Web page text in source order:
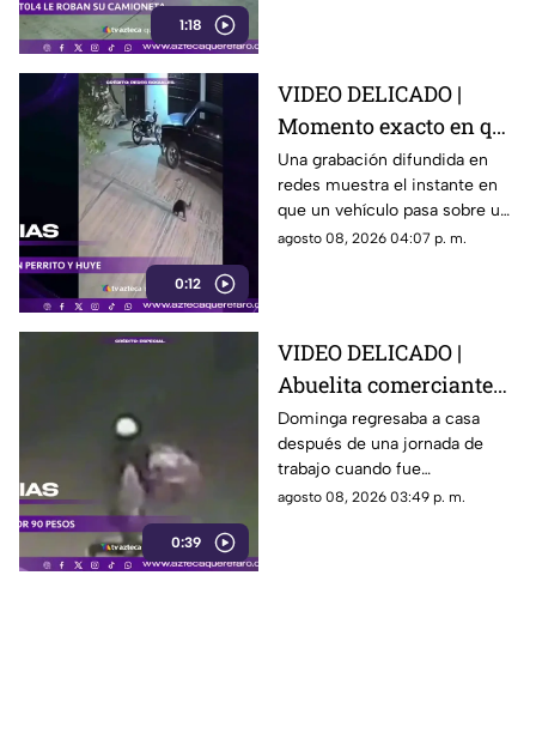
1:18
0:12
VIDEO DELICADO |
Momento exacto en que
camioneta atropella a
un perro y conductor
escapa
Una grabación difundida en
redes muestra el instante en
que un vehículo pasa sobre un
perro y continúa su camino sin
agosto 08, 2026 04:07 p. m.
0:39
VIDEO DELICADO |
Abuelita comerciante
es as3sin4da en Puebla
por 90 pesos
Dominga regresaba a casa
después de una jornada de
trabajo cuando fue
interceptada por un hombre
agosto 08, 2026 03:49 p. m.